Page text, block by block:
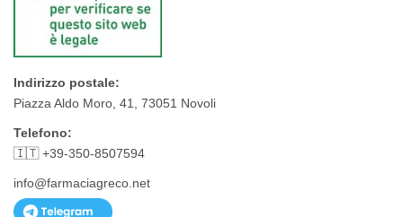
Indirizzo postale:
Piazza Aldo Moro, 41, 73051 Novoli
Telefono:
🇮🇹 +39-350-8507594
info@farmaciagreco.net